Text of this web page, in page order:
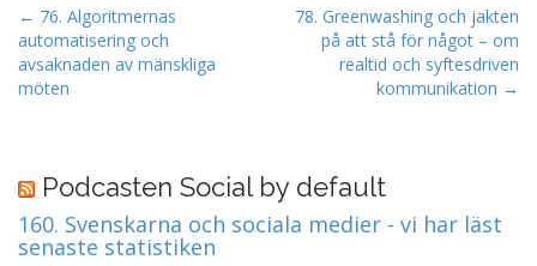
P
o
s
a
v
i
← 76. Algoritmernas
automatisering och
avsaknaden av mänskliga
möten
78. Greenwashing och jakten
på att stå för något – om
realtid och syftesdriven
kommunikation →
Podcasten Social by default
160. Svenskarna och sociala medier - vi har läst
senaste statistiken